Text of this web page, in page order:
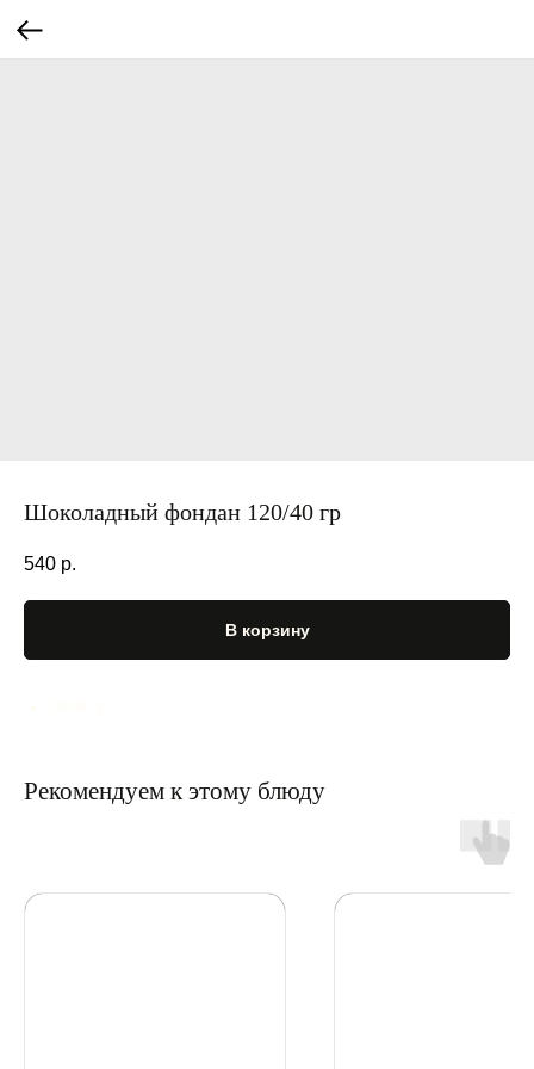
Шоколадный фондан 120/40 гр
540 р.
В корзину
Рекомендуем к этому блюду